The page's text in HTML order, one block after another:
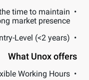
time to maintain
market presence
Level (<2 years)
What Unox offers
Working Hours